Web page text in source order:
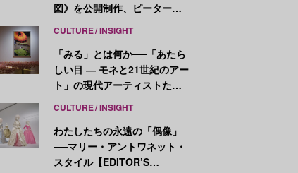
図》を公開制作、ピーター・
CULTURE INSIGHT
「みる」とは何か──「あたら
しい目 ― モネと21世紀のアー
ト」の現代アーティストたち
CULTURE INSIGHT
わたしたちの永遠の「偶像」
──マリー・アントワネット・
スタイル【EDITOR’S